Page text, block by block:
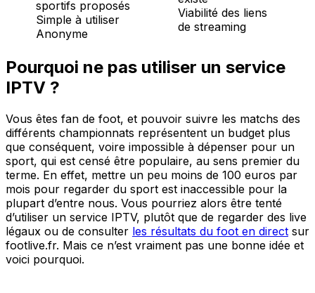
sportifs proposés
Simple à utiliser
Anonyme
Viabilité des liens
de streaming
Pourquoi ne pas utiliser un service
IPTV ?
Vous êtes fan de foot, et pouvoir suivre les matchs des
différents championnats représentent un budget plus
que conséquent, voire impossible à dépenser pour un
sport, qui est censé être populaire, au sens premier du
terme. En effet, mettre un peu moins de 100 euros par
mois pour regarder du sport est inaccessible pour la
plupart d’entre nous. Vous pourriez alors être tenté
d’utiliser un service IPTV, plutôt que de regarder des live
légaux ou de consulter les résultats du foot en direct sur
footlive.fr. Mais ce n’est vraiment pas une bonne idée et
voici pourquoi.